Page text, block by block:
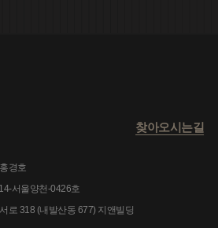
홍경호
서울양천-0426호
로 318 (내발산동 677) 지앤빌딩
찾아오시는길